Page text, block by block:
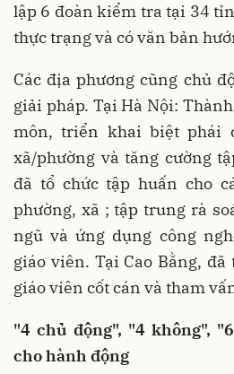
lập 6 đoàn kiểm tra tại 34
thực trạng và có văn bản
Các địa phương cũng chủ
giải pháp. Tại Hà Nội:
môn, triển khai biệt phái
xã/phường và tăng cường
đã tổ chức tập huấn cho
phường, xã ; tập trung rà
ngũ và ứng dụng công
giáo viên. Tại Cao Bằng,
giáo viên cốt cán và tham
"4 chủ động", "4 không",
cho hành động